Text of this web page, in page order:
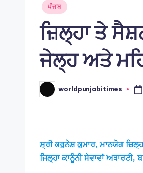
Posted
ਪੰਜਾਬ
ਜ਼ਿਲ੍ਹਾ ਤੇ
ਜੇਲ੍ਹ ਅਤੇ
Posted
by
worldpunjabitimes
ਸ੍ਰੀ ਕਰੁਨੇਸ਼ ਕੁਮਾਰ, ਮਾਨਯੋਗ
ਜਿਲ੍ਹਾ ਕਾਨੂੰਨੀ ਸੇਵਾਵਾਂ